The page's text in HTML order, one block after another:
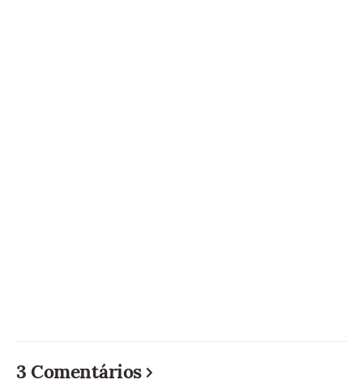
3 Comentários